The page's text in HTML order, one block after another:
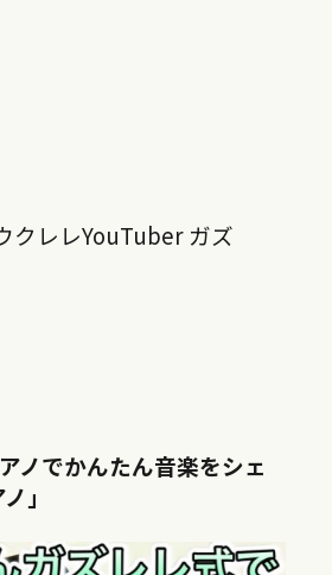
クレレYouTuber ガズ
ノでかんたん音楽をシェ
」